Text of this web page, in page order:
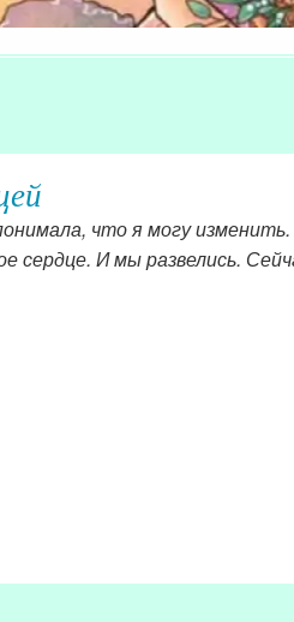
что я могу
сердце. И мы развелись.